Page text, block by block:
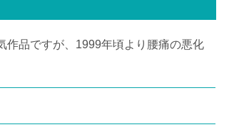
作品ですが、1999年頃より腰痛の悪化